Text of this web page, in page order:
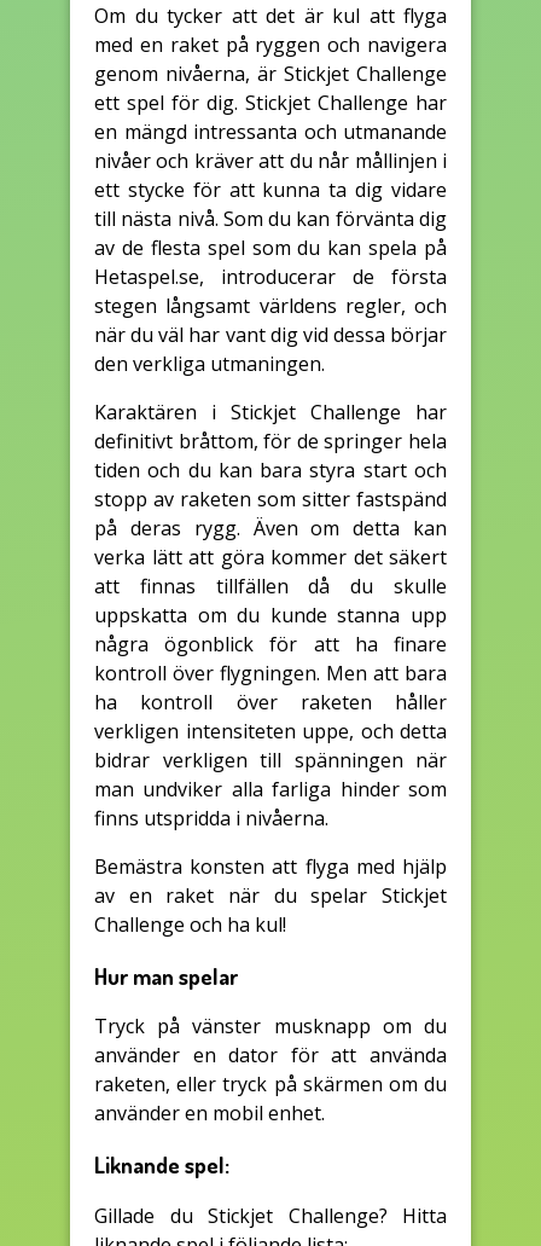
Om du tycker att det är kul att flyga
med en raket på ryggen och navigera
genom nivåerna, är Stickjet Challenge
ett spel för dig. Stickjet Challenge har
en mängd intressanta och utmanande
nivåer och kräver att du når mållinjen i
ett stycke för att kunna ta dig vidare
till nästa nivå. Som du kan förvänta dig
av de flesta spel som du kan spela på
Hetaspel.se, introducerar de första
stegen långsamt världens regler, och
när du väl har vant dig vid dessa börjar
den verkliga utmaningen.
Karaktären i Stickjet Challenge har
definitivt bråttom, för de springer hela
tiden och du kan bara styra start och
stopp av raketen som sitter fastspänd
på deras rygg. Även om detta kan
verka lätt att göra kommer det säkert
att finnas tillfällen då du skulle
uppskatta om du kunde stanna upp
några ögonblick för att ha finare
kontroll över flygningen. Men att bara
ha kontroll över raketen håller
verkligen intensiteten uppe, och detta
bidrar verkligen till spänningen när
man undviker alla farliga hinder som
finns utspridda i nivåerna.
Bemästra konsten att flyga med hjälp
av en raket när du spelar Stickjet
Challenge och ha kul!
Hur man spelar
Tryck på vänster musknapp om du
använder en dator för att använda
raketen, eller tryck på skärmen om du
använder en mobil enhet.
Liknande spel:
Gillade du Stickjet Challenge? Hitta